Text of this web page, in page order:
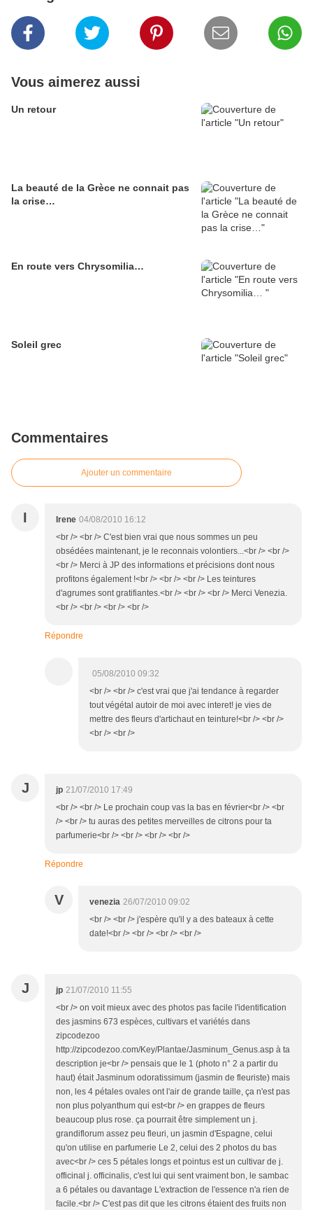
Vous aimerez aussi
Un retour
La beauté de la Grèce ne connait pas
la crise…
En route vers Chrysomilia…
Soleil grec
Commentaires
Ajouter un commentaire
I Irene 04/08/2010 16:12
<br /> <br /> C'est bien vrai que nous sommes un peu
obsédées maintenant, je le reconnais volontiers...<br /> <br />
<br /> Merci à JP des informations et précisions dont nous
profitons également !<br /> <br /> <br /> Les teintures
d'agrumes sont gratifiantes.<br /> <br /> <br /> Merci Venezia.
<br /> <br /> <br /> <br />
Répondre
05/08/2010 09:32
<br /> <br /> c'est vrai que j'ai tendance à regarder
tout végétal autoir de moi avec interet! je vies de
mettre des fleurs d'artichaut en teinture!<br /> <br />
<br /> <br />
J jp 21/07/2010 17:49
<br /> <br /> Le prochain coup vas la bas en février<br /> <br
/> <br /> tu auras des petites merveilles de citrons pour ta
parfumerie<br /> <br /> <br /> <br />
Répondre
V venezia 26/07/2010 09:02
<br /> <br /> j'espère qu'il y a des bateaux à cette
date!<br /> <br /> <br /> <br />
J jp 21/07/2010 11:55
<br /> on voit mieux avec des photos pas facile l'identification
des jasmins 673 espèces, cultivars et variétés dans
zipcodezoo
http://zipcodezoo.com/Key/Plantae/Jasminum_Genus.asp à ta
description je<br /> pensais que le 1 (photo n° 2 a partir du
haut) était Jasminum odoratissimum (jasmin de fleuriste) mais
non, les 4 pétales ovales ont l'air de grande taille, ça n'est pas
non plus polyanthum qui est<br /> en grappes de fleurs
beaucoup plus rose. ça pourrait être simplement un j.
grandiflorum assez peu fleuri, un jasmin d'Espagne, celui
qu'on utilise en parfumerie Le 2, celui des 2 photos du bas
avec<br /> ces 5 pétales longs et pointus est un cultivar de j.
officinal j. officinalis, c'est lui qui sent vraiment bon, le sambac
a 6 pétales ou davantage L'extraction de l'essence n'a rien de
facile.<br /> C'est pas dit que les citrons étaient des fruits non